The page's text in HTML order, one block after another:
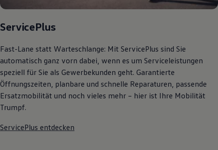
Online Beratung
California Club
Vanlife
Ratgeber
Routen & Reisen
California Reisen & Erlebnisse
California App
California Lifestyle & Zubehör
Übernachten im California
Marke
Karriere
Karriere im Unternehmen
ServicePlus
Fast-Lane statt Warteschlange: Mit ServicePlus sind Sie
automatisch ganz vorn dabei, wenn es um Serviceleistungen
speziell für Sie als Gewerbekunden geht. Garantierte
Öffnungszeiten, planbare und schnelle Reparaturen, passende
Ersatzmobilität und noch vieles mehr – hier ist Ihre Mobilität
Trumpf.
ServicePlus entdecken